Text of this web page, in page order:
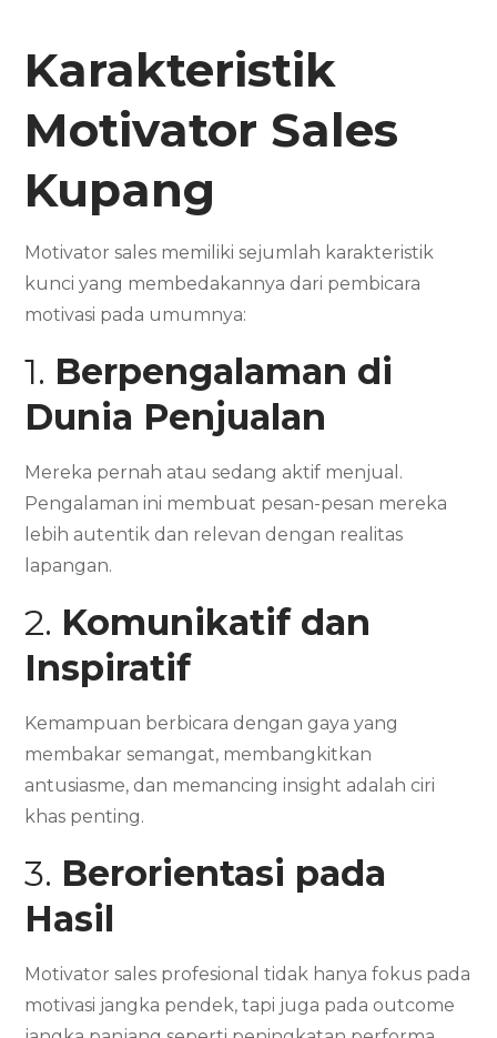
Karakteristik
Motivator Sales
Kupang
Motivator sales memiliki sejumlah karakteristik
kunci yang membedakannya dari pembicara
motivasi pada umumnya:
1. Berpengalaman di
Dunia Penjualan
Mereka pernah atau sedang aktif menjual.
Pengalaman ini membuat pesan-pesan mereka
lebih autentik dan relevan dengan realitas
lapangan.
2. Komunikatif dan
Inspiratif
Kemampuan berbicara dengan gaya yang
membakar semangat, membangkitkan
antusiasme, dan memancing insight adalah ciri
khas penting.
3. Berorientasi pada
Hasil
Motivator sales profesional tidak hanya fokus pada
motivasi jangka pendek, tapi juga pada outcome